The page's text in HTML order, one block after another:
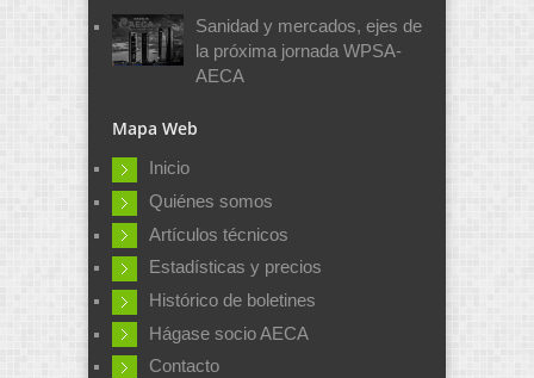
Sanidad y mercados, ejes de
la próxima jornada WPSA-
AECA
Mapa Web
Inicio
Quiénes somos
Artículos técnicos
Estadísticas y precios
Histórico de boletines
Hágase socio AECA
Contacto